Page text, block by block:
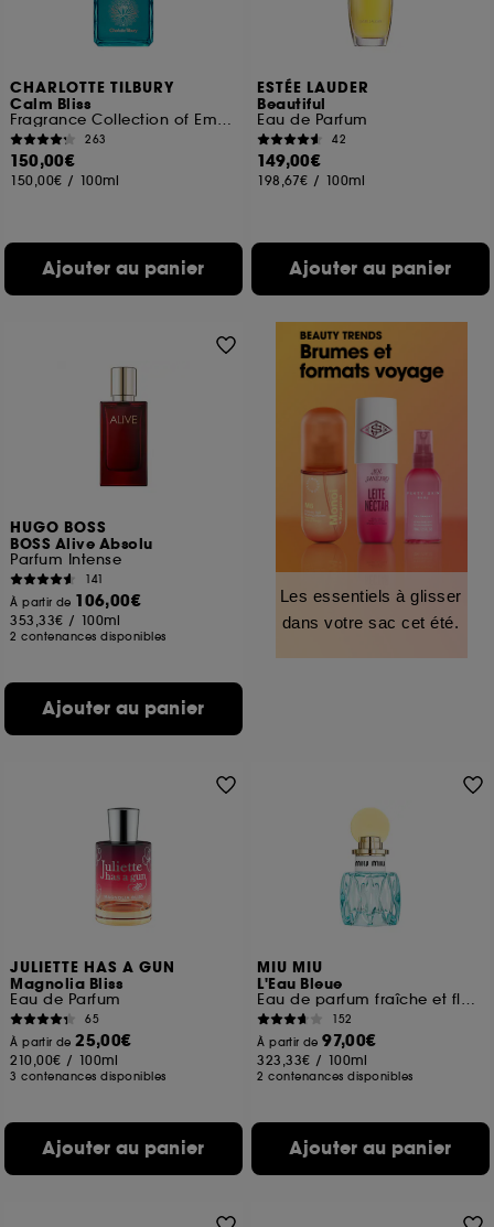
CHARLOTTE TILBURY
Calm Bliss
Fragrance Collection of Emotions
263
150,00€
150,00€ / 100ml
Ajouter au panier
ESTÉE LAUDER
Beautiful
Eau de Parfum
42
149,00€
198,67€ / 100ml
Ajouter au panier
HUGO BOSS
BOSS Alive Absolu
Parfum Intense
141
À partir de 106,00€
353,33€ / 100ml
2 contenances disponibles
Ajouter au panier
Les essentiels à glisser
dans votre sac cet été.
JULIETTE HAS A GUN
Magnolia Bliss
Eau de Parfum
65
À partir de25,00€
210,00€ / 100ml
3 contenances disponibles
Ajouter au panier
MIU MIU
L'Eau Bleue
Eau de parfum fraîche et florale pour femme
152
À partir de97,00€
323,33€ / 100ml
2 contenances disponibles
Ajouter au panier